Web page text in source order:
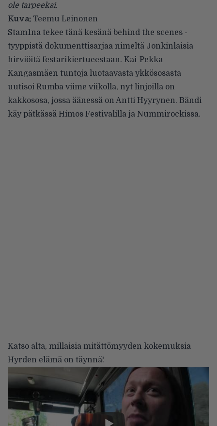
ole tarpeeksi.
Kuva: Teemu Leinonen
Stam1na tekee tänä kesänä behind the scenes -
tyyppistä dokumenttisarjaa nimeltä Jonkinlaisia
hirviöitä festarikiertueestaan. Kai-Pekka
Kangasmäen tuntoja luotaavasta ykkösosasta
uutisoi Rumba viime viikolla, nyt linjoilla on
kakkososa, jossa äänessä on Antti Hyyrynen. Bändi
käy pätkässä Himos Festivalilla ja Nummirockissa.
Katso alta, millaisia mitättömyyden kokemuksia
Hyrden elämä on täynnä!